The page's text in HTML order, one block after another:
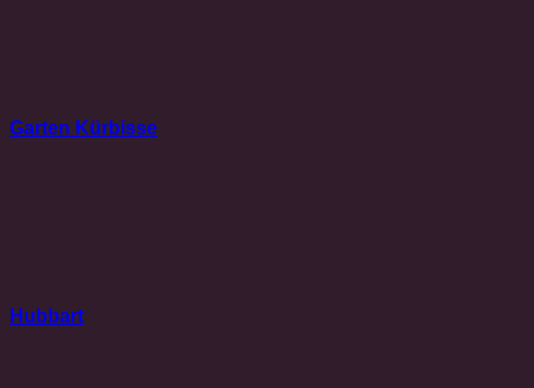
Garten Kürbisse
Hubbart